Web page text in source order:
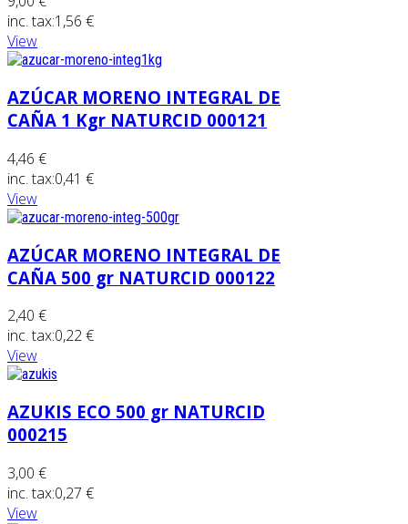
inc. tax:1,56 €
View
AZÚCAR MORENO INTEGRAL DE
CAÑA 1 Kgr NATURCID 000121
4,46 €
inc. tax:0,41 €
View
AZÚCAR MORENO INTEGRAL DE
CAÑA 500 gr NATURCID 000122
2,40 €
inc. tax:0,22 €
View
AZUKIS ECO 500 gr NATURCID
000215
3,00 €
inc. tax:0,27 €
View